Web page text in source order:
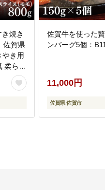
焼き
佐賀県
やき用
柔らか
021
佐賀牛を使った
ンバーグ5個：
11,000円
佐賀県 佐賀市